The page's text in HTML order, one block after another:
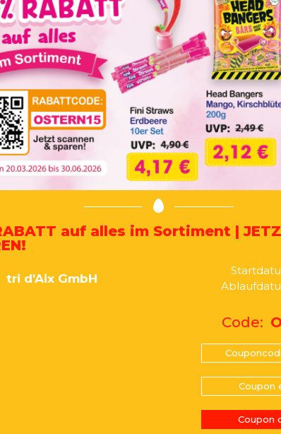
auf alles im Sortiment |
tri d'Aix GmbH
Code
Coupon
Coupon